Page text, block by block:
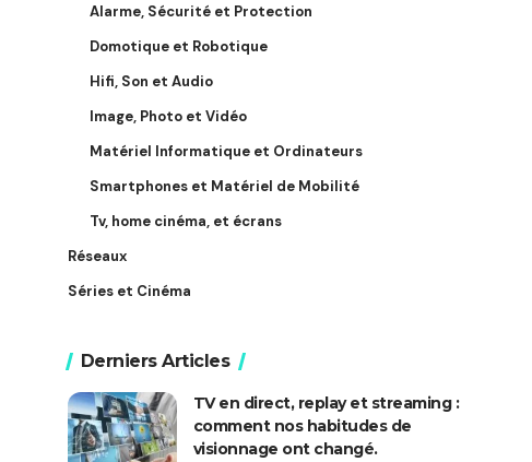
Alarme, Sécurité et Protection
Domotique et Robotique
Hifi, Son et Audio
Image, Photo et Vidéo
Matériel Informatique et Ordinateurs
Smartphones et Matériel de Mobilité
Tv, home cinéma, et écrans
Réseaux
Séries et Cinéma
Derniers Articles
TV en direct, replay et streaming :
comment nos habitudes de
visionnage ont changé.